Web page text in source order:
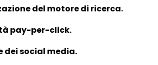
del motore di ricerca.
pay-per-click.
dei social media.